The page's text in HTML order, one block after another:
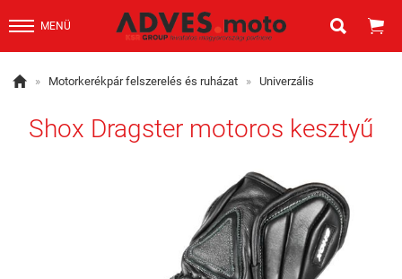
MENÜ  
 » Motorkerékpár felszerelés és ruházat » Univerzális
Shox Dragster motoros kesztyű